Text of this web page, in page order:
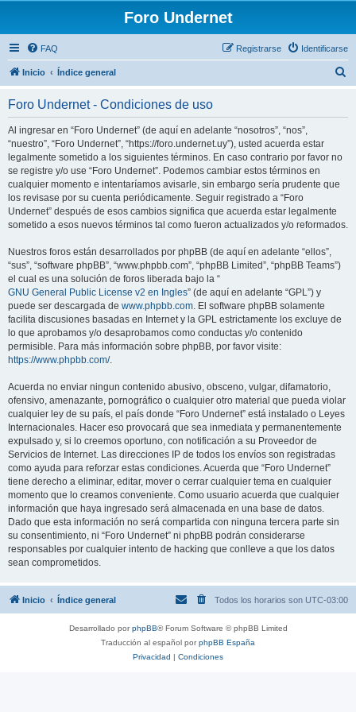
Foro Undernet
FAQ Identificarse
Registrarse
Inicio Índice general
Foro Undernet - Condiciones de uso
Al ingresar en “Foro Undernet” (de aquí en adelante “nosotros”, “nos”,
“nuestro”, “Foro Undernet”, “https://foro.undernet.uy”), usted acuerda estar
legalmente sometido a los siguientes términos. En caso contrario por favor no
se registre y/o use “Foro Undernet”. Podemos cambiar estos términos en
cualquier momento e intentaríamos avisarle, sin embargo sería prudente que
los revisase por su cuenta periódicamente. Seguir registrado a “Foro
Undernet” después de esos cambios significa que acuerda estar legalmente
sometido a esos nuevos términos tal como fueron actualizados y/o reformados.
Nuestros foros están desarrollados por phpBB (de aquí en adelante “ellos”,
“sus”, “software phpBB”, “www.phpbb.com”, “phpBB Limited”, “phpBB Teams”)
el cual es una solución de foros liberada bajo la “
GNU General Public License v2 en Ingles” (de aquí en adelante “GPL”) y
puede ser descargada de www.phpbb.com. El software phpBB solamente
facilita discusiones basadas en Internet y la GPL estrictamente los excluye de
lo que aprobamos y/o desaprobamos como conductas y/o contenido
permisible. Para más información sobre phpBB, por favor visite:
https://www.phpbb.com/.
Acuerda no enviar ningun contenido abusivo, obsceno, vulgar, difamatorio,
ofensivo, amenazante, pornográfico o cualquier otro material que pueda violar
cualquier ley de su país, el país donde “Foro Undernet” está instalado o Leyes
Internacionales. Hacer eso provocará que sea inmediata y permanentemente
expulsado y, si lo creemos oportuno, con notificación a su Proveedor de
Servicios de Internet. Las direcciones IP de todos los envíos son registradas
como ayuda para reforzar estas condiciones. Acuerda que “Foro Undernet”
tiene derecho a eliminar, editar, mover o cerrar cualquier tema en cualquier
momento que lo creamos conveniente. Como usuario acuerda que cualquier
información que haya ingresado será almacenada en una base de datos.
Dado que esta información no será compartida con ninguna tercera parte sin
su consentimiento, ni “Foro Undernet” ni phpBB podrán considerarse
responsables por cualquier intento de hacking que conlleve a que los datos
sean comprometidos.
Inicio Índice general Todos los horarios son UTC-03:00
Desarrollado porphpBB® Forum Software © phpBB Limited
Traducción al español porphpBB España
Privacidad | Condiciones